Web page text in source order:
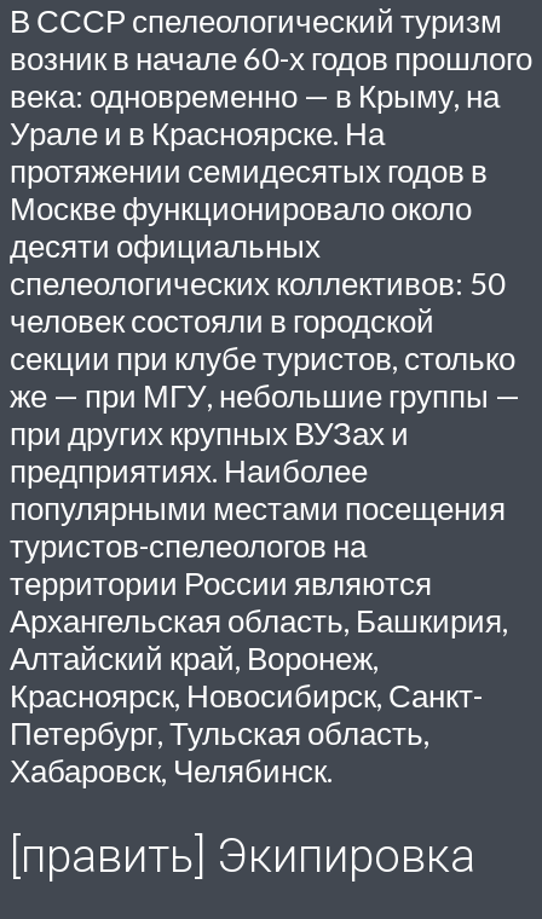
В СССР спелеологический туризм
возник в начале 60-х годов прошлого
века: одновременно — в Крыму, на
Урале и в Красноярске. На
протяжении семидесятых годов в
Москве функционировало около
десяти официальных
спелеологических коллективов: 50
человек состояли в городской
секции при клубе туристов, столько
же — при МГУ, небольшие группы —
при других крупных ВУЗах и
предприятиях. Наиболее
популярными местами посещения
туристов-спелеологов на
территории России являются
Архангельская область, Башкирия,
Алтайский край, Воронеж,
Красноярск, Новосибирск, Санкт-
Петербург, Тульская область,
Хабаровск, Челябинск.
[править] Экипировка